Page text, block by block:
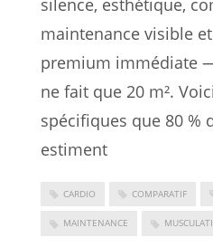
silence, esthétique,
maintenance visible
premium immédiate
ne fait que 20 m².
spécifiques que 80 %
estiment
CARDIO COMPARATIF
MAINTENANCE